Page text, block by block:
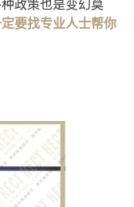
政策也是变幻莫
要找专业人士帮你